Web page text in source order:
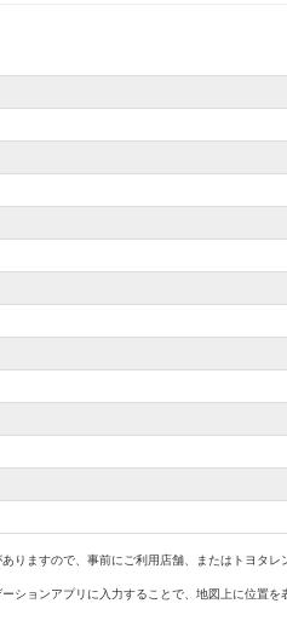
ますので、事前にご利用店舗、またはトヨタ
ョンアプリに入力することで、地図上に位置を